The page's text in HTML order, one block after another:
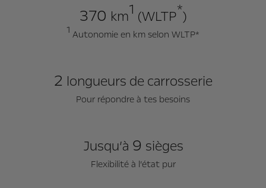
370 km1 (WLTP*)
1 Autonomie en km selon WLTP*
2 longueurs de carrosserie
Pour répondre à tes besoins
Jusqu’à 9 sièges
Flexibilité à l’état pur